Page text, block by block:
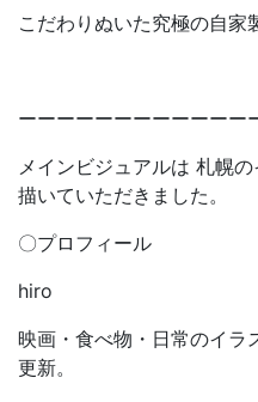
こだわりぬいた究極の自家
ーーーーーーーーーーーー
メインビジュアルは 札幌
描いていただきました。
〇プロフィール
hiro
映画・食べ物・日常のイラ
更新。